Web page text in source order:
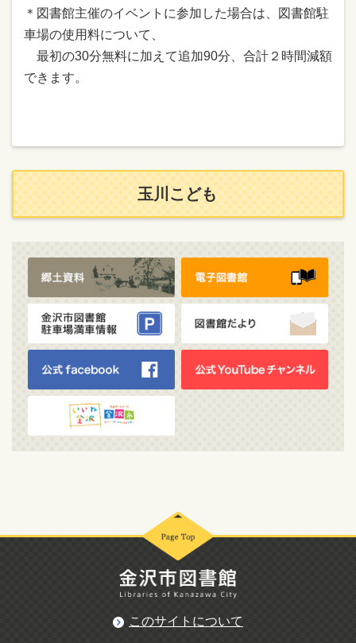
＊図書館主催のイベントに参加した場合は、図書館駐
車場の使用料について、
最初の30分無料に加えて追加90分、合計２時間減額
できます。
玉川こども
このサイトについて